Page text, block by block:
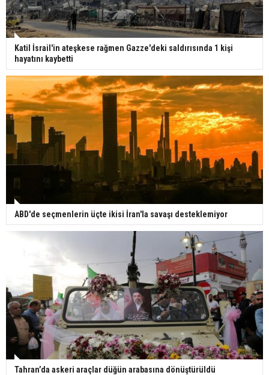
Katil İsrail'in ateşkese rağmen Gazze'deki saldırısında 1 kişi
hayatını kaybetti
ABD'de seçmenlerin üçte ikisi İran'la savaşı desteklemiyor
Tahran’da askeri araçlar düğün arabasına dönüştürüldü